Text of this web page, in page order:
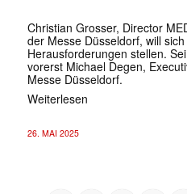
Christian Grosser, Director
der Messe Düsseldorf, will
Herausforderungen stellen.
vorerst Michael Degen,
Messe Düsseldorf.
Weiterlesen
26. MAI 2025